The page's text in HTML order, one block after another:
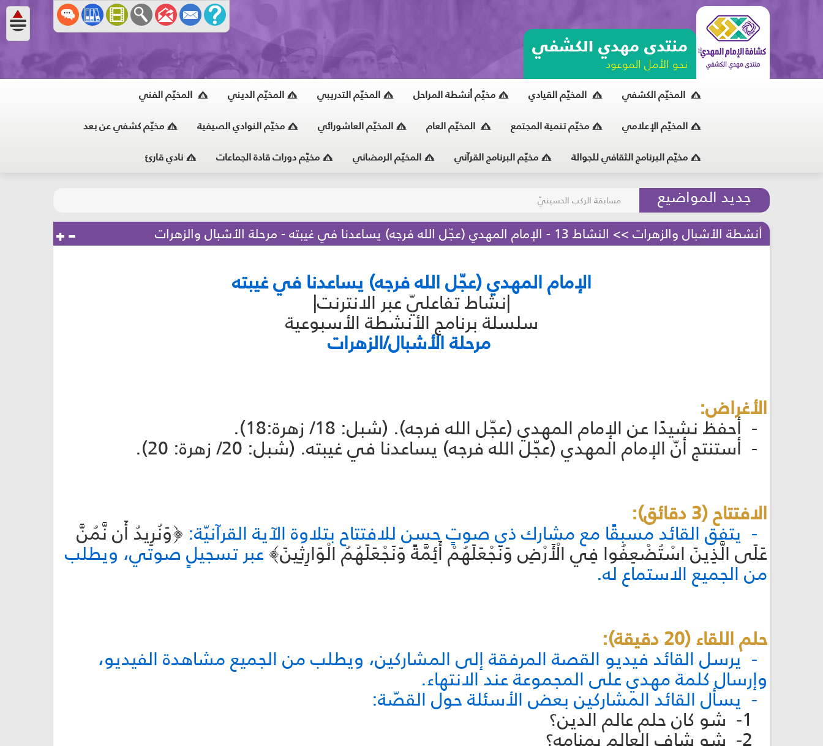
منتدى مهدي الكشفي
نحو الأمل الموعود
المخيّم الكشفي المخيّم القيادي مخيّم أنشطة المراحل المخيّم التدريبي المخيّم الديني المخيّم الفني
المخيّم الإعلامي مخيّم تنمية المجتمع المخيّم العام المخيّم العاشورائي مخيّم النوادي الصيفية مخيّم كشفي عن بعد
مخيّم البرنامج الثقافي للجوالة مخيّم البرنامج القرآني المخيّم الرمضاني مخيّم دورات قادة الجماعات نادي قارئ
جديد المواضيع مسابقة الركب الحسينيّ
المحافظة على البيئة
نصائح للحصول على إنترنت آمن
التصحر في لبنان: تحدٍ بيئي واجتماعي
مخاطر الإدمان على الألعاب الإلكترونيةأنشطة الأشبال والزهرات >> النشاط 13 - الإمام المهدي (عجّل الله فرجه) يساعدنا في غيبته - مرحلة الأشبال والزهرات
الإمام المهدي (عجّل الله فرجه) يساعدنا في غيبته
|نشاط تفاعليّ عبر الانترنت|
سلسلة برنامج الأنشطة الأسبوعية
مرحلة الأشبال/الزهرات
الأغراض:
- أحفظ نشيدًا عن الإمام المهدي (عجّل الله فرجه). (شبل: 18/ زهرة:18).
- أستنتج أنّ الإمام المهدي (عجّل الله فرجه) يساعدنا في غيبته. (شبل: 20/ زهرة: 20).
الافتتاح (3 دقائق):
- يتفق القائد مسبقًا مع مشارك ذي صوتٍ حسن للافتتاح بتلاوة الآية القرآنيّة: ﴿وَنُرِيدُ أَن نَّمُنَّ
عَلَى الَّذِينَ اسْتُضْعِفُوا فِي الْأَرْضِ وَنَجْعَلَهُمْ أَئِمَّةً وَنَجْعَلَهُمُ الْوَارِثِينَ﴾ عبر تسجيلٍ صوتي، ويطلب
من الجميع الاستماع له.
حلم اللقاء (20 دقيقة):
- يرسل القائد فيديو القصة المرفقة إلى المشاركين، ويطلب من الجميع مشاهدة الفيديو،
وإرسال كلمة مهدي على المجموعة عند الانتهاء.
- يسأل القائد المشاركين بعض الأسئلة حول القصّة: